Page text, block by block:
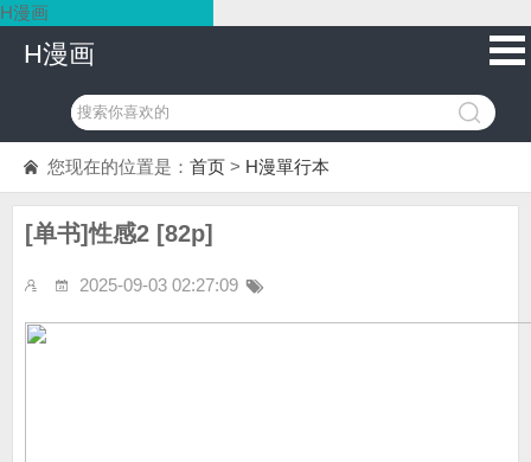
H漫画
H漫画
您现在的位置是： 首页 > H漫單行本
[单书]性感2 [82p]
2025-09-03 02:27:09